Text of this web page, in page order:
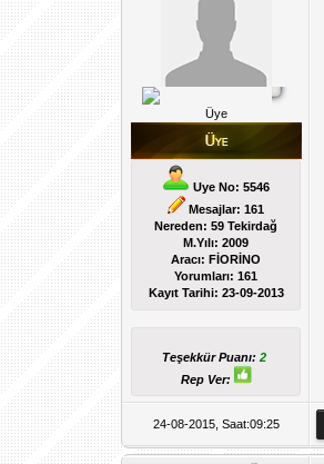
Üye
Uye No: 5546
Mesajlar: 161
Nereden: 59 Tekirdağ
M.Yılı: 2009
Aracı: FİORİNO
Yorumları:161
Kayıt Tarihi: 23-09-2013
Teşekkür Puanı:2
Rep Ver:
24-08-2015, Saat:09:25